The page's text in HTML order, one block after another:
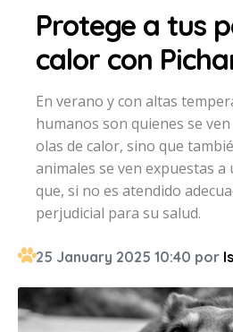
Protege a tus
calor con
En verano y con altas
humanos son quienes se
olas de calor, sino que
animales se ven expuestas a
que, si no es atendido
perjudicial para su salud.
25 January 2025 10:40 por